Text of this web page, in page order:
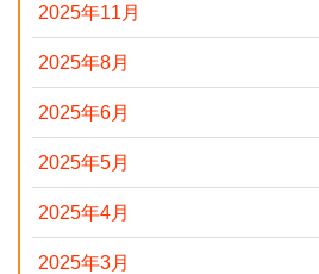
2025年11月
2025年8月
2025年6月
2025年5月
2025年4月
2025年3月